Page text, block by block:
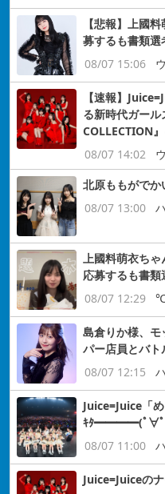
【悲報】上國
募するも書類選
08/07 15:06
【速報】
る新時代ガー
COLLECTION
08/07 14:02
北原ももがでか
08/07 13:00
上國料萌衣ち
応募するも書類
08/07 12:29
島倉りか様、
パー店員とバト
08/07 12:15
Juice=Juice「
ｷﾀ━━━━(ﾟ∀
08/07 11:00
Juice=Juiceの